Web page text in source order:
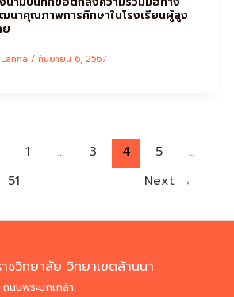
นาคุณภาพการศึกษาในโรงเรียนผู้สูง
ย
/ กันยายน 6, 2567
1 … 3 4 5
…
51
Next →
ชวิทยาลัย วิทยาเขตล้านนา
นนพระปกเกล้า